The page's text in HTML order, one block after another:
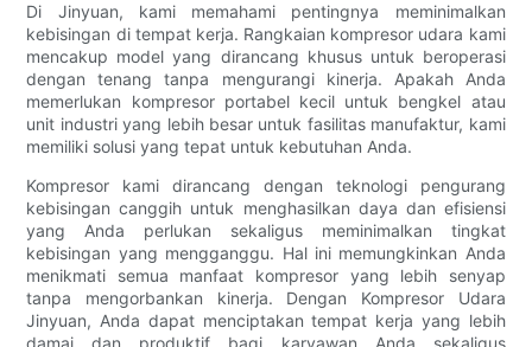
Di Jinyuan, kami memahami pentingnya meminimalkan
kebisingan di tempat kerja. Rangkaian kompresor udara kami
mencakup model yang dirancang khusus untuk beroperasi
dengan tenang tanpa mengurangi kinerja. Apakah Anda
memerlukan kompresor portabel kecil untuk bengkel atau
unit industri yang lebih besar untuk fasilitas manufaktur, kami
memiliki solusi yang tepat untuk kebutuhan Anda.
Kompresor kami dirancang dengan teknologi pengurang
kebisingan canggih untuk menghasilkan daya dan efisiensi
yang Anda perlukan sekaligus meminimalkan tingkat
kebisingan yang mengganggu. Hal ini memungkinkan Anda
menikmati semua manfaat kompresor yang lebih senyap
tanpa mengorbankan kinerja. Dengan Kompresor Udara
Jinyuan, Anda dapat menciptakan tempat kerja yang lebih